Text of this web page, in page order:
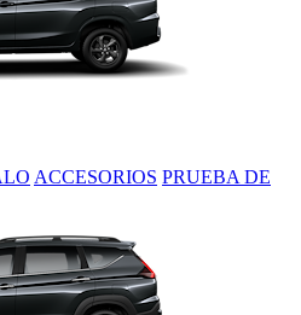
ACCESORIOS PRUEBA DE